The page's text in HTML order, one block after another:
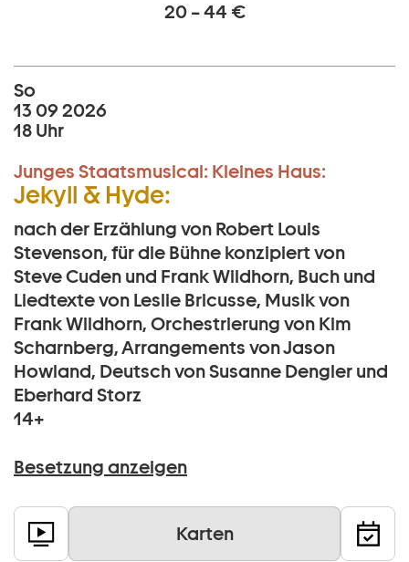
20 – 44 €
So
13 09 2026
18 Uhr
Junges Staatsmusical: Kleines Haus:
Jekyll & Hyde:
nach der Erzählung von Robert Louis
Stevenson, für die Bühne konzipiert von
Steve Cuden und Frank Wildhorn, Buch und
Liedtexte von Leslie Bricusse, Musik von
Frank Wildhorn, Orchestrierung von Kim
Scharnberg, Arrangements von Jason
Howland, Deutsch von Susanne Dengler und
Eberhard Storz
14+
Besetzung anzeigen
Karten